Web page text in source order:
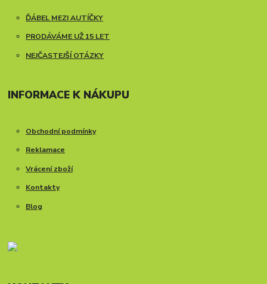
ĎÁBEL MEZI AUTÍČKY
PRODÁVÁME UŽ 15 LET
NEJČASTEJŠÍ OTÁZKY
INFORMACE K NÁKUPU
Obchodní podmínky
Reklamace
Vrácení zboží
Kontakty
Blog